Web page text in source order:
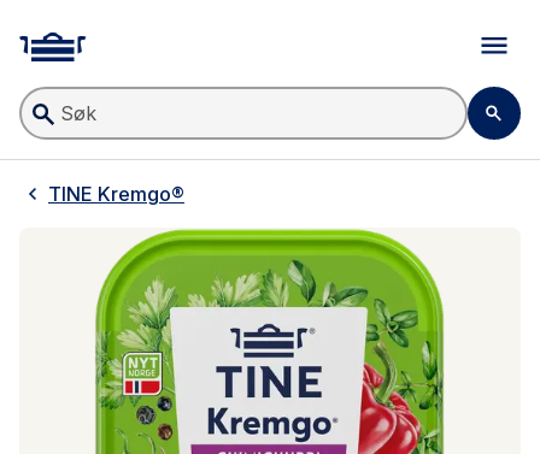
Til forsiden
Søk
TINE Kremgo®